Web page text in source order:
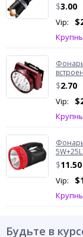
$3.00
Vip: $
$2.70
Vip: $
$11.50
Vip: $
Будьте в